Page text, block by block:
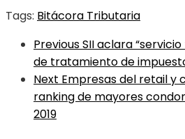
Tags: Bitácora Tributaria
PreviousSII aclara
de tratamiento de
Next Empresas del retail y
ranking de mayores
2019